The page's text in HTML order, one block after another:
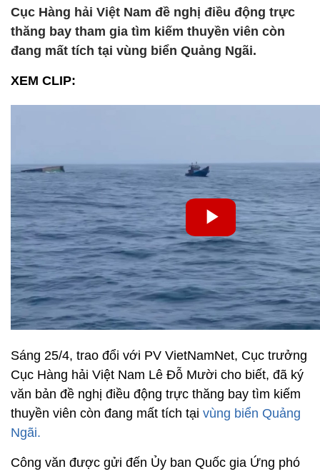
Cục Hàng hải Việt Nam đề nghị điều động trực
thăng bay tham gia tìm kiếm thuyền viên còn
đang mất tích tại vùng biển Quảng Ngãi.
XEM CLIP:
Sáng 25/4, trao đổi với PV VietNamNet, Cục trưởng
Cục Hàng hải Việt Nam Lê Đỗ Mười cho biết, đã ký
văn bản đề nghị điều động trực thăng bay tìm kiếm
thuyền viên còn đang mất tích tại vùng biển Quảng
Ngãi.
Công văn được gửi đến Ủy ban Quốc gia Ứng phó